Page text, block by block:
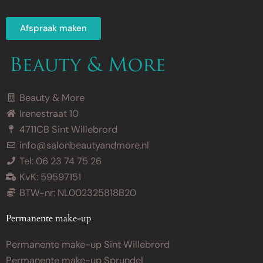
Afspraak maken
Beauty & More
Irenestraat 10
4711CB Sint Willebrord
info@salonbeautyandmore.nl
Tel: 06 23 74 75 26
KvK: 59597151
BTW-nr: NL002325818B20
Permanente make-up
Permanente make-up Sint Willebrord
Permanente make-up Sprundel